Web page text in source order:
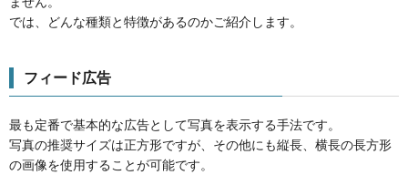
では、どんな種類と特徴があるのかご紹介します。
フィード広告
最も定番で基本的な広告として写真を表示する手法です。
写真の推奨サイズは正方形ですが、その他にも縦長、横長の長方形
の画像を使用することが可能です。